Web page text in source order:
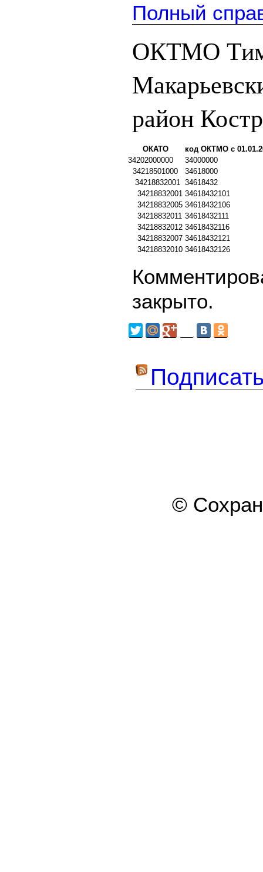
Полный
ОКТМО
район
ОКАТО
код ОКТМО с
34202000000
34000000
34218501000
34618000
34218832001 34618432
34218832001 34618432101
34218832005 34618432106
34218832011 34618432111
34218832012 34618432116
34218832007 34618432121
34218832010 34618432126
закрыто.
©